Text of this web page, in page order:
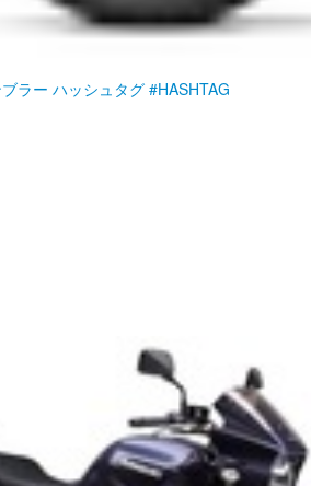
ラー ハッシュタグ #HASHTAG